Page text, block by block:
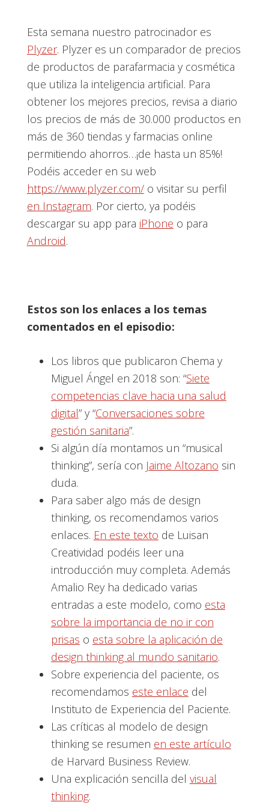
Esta semana nuestro patrocinador es
Plyzer. Plyzer es un comparador de precios
de productos de parafarmacia y cosmética
que utiliza la inteligencia artificial. Para
obtener los mejores precios, revisa a diario
los precios de más de 30.000 productos en
más de 360 tiendas y farmacias online
permitiendo ahorros…¡de hasta un 85%!
Podéis acceder en su web
https://www.plyzer.com/o visitar su perfil
en Instagram. Por cierto, ya podéis
descargar su app para iPhone o para
Android.
Estos son los enlaces a los temas
comentados en el episodio:
Los libros que publicaron Chema y
Miguel Ángel en 2018 son: “Siete
competencias clave hacia una salud
digital” y “Conversaciones sobre
gestión sanitaria”.
Si algún día montamos un “musical
thinking”, sería con Jaime Altozano sin
duda.
Para saber algo más de design
thinking, os recomendamos varios
enlaces. En este texto de Luisan
Creatividad podéis leer una
introducción muy completa. Además
Amalio Rey ha dedicado varias
entradas a este modelo, como esta
sobre la importancia de no ir con
prisas o esta sobre la aplicación de
design thinking al mundo sanitario.
Sobre experiencia del paciente, os
recomendamos este enlace del
Instituto de Experiencia del Paciente.
Las críticas al modelo de design
thinking se resumen en este artículo
de Harvard Business Review.
Una explicación sencilla del visual
thinking.